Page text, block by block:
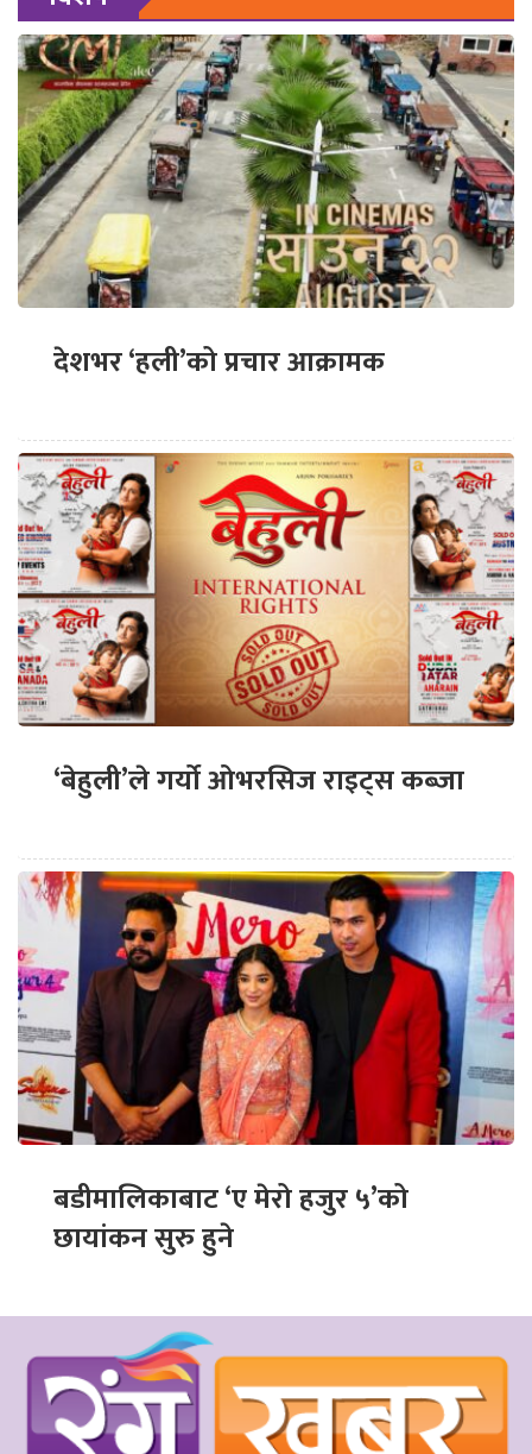
देशभर ‘हली’को प्रचार आक्रामक
‘बेहुली’ले गर्यो ओभरसिज राइट्स कब्जा
बडीमालिकाबाट ‘ए मेरो हजुर ५’को
छायांकन सुरु हुने